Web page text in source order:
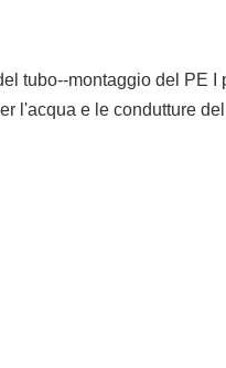
tubo--montaggio del PE I
l'acqua e le condutture